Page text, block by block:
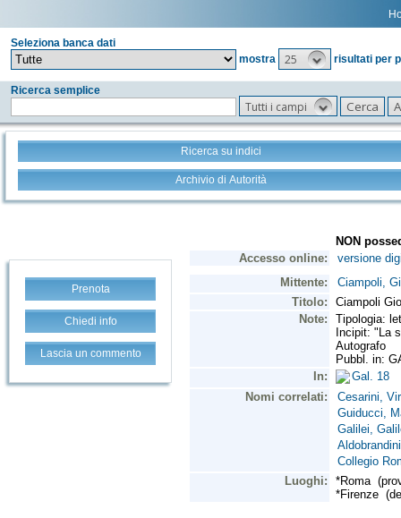
Seleziona banca dati
mostra
25 risultati per
Ricerca semplice
Tutti i campi
Ricerca su indici
Archivio di Autorità
Prenota
Chiedi info
Lascia un commento